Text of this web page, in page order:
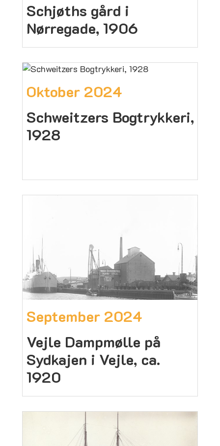
Schjøths gård i
Nørregade, 1906
Oktober 2024
Schweitzers Bogtrykkeri,
1928
September 2024
Vejle Dampmølle på
Sydkajen i Vejle, ca.
1920